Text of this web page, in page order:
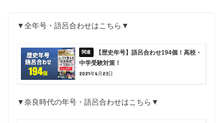
▼全年号・語呂合わせはこちら▼
【歴史年号】語呂合わせ194個！高校・
中学受験対策！
2021年6月23日
▼奈良時代の年号・語呂合わせはこちら▼